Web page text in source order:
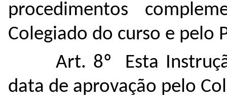
procedimentos
Colegiado do curso e pelo
Art. 8º Esta
data de aprovação pelo